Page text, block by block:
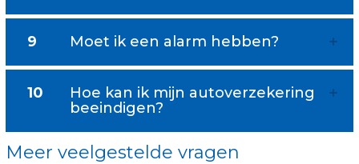
9 Moet ik een alarm hebben?
10
Hoe kan ik mijn autoverzekering
beeindigen?
Meer veelgestelde vragen